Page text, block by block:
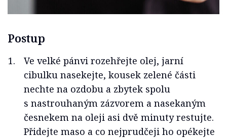
Postup
Ve velké pánvi rozehřejte olej, jarní
cibulku nasekejte, kousek zelené části
nechte na ozdobu a zbytek spolu
s nastrouhaným zázvorem a nasekaným
česnekem na oleji asi dvě minuty restujte.
Přidejte maso a co nejprudčeji ho opékejte